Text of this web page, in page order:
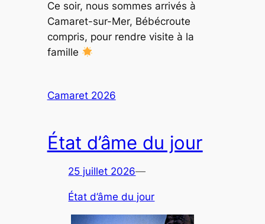
Ce soir, nous sommes arrivés à
Camaret-sur-Mer, Bébécroute
compris, pour rendre visite à la
famille
Camaret 2026
État d’âme du jour
25 juillet 2026—
État d’âme du jour